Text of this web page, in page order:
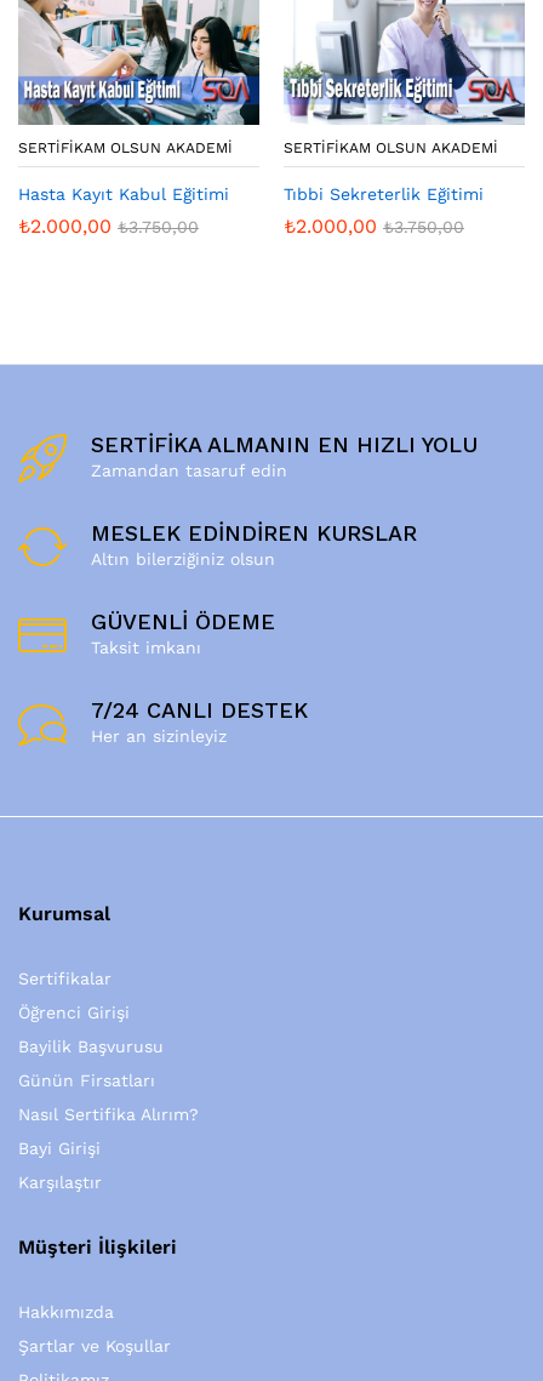
SERTIFIKAM OLSUN AKADEMI
Hasta Kayıt Kabul Eğitimi
₺2.000,00 ₺3.750,00
SERTIFIKAM OLSUN AKADEMI
Tıbbi Sekreterlik Eğitimi
₺2.000,00 ₺3.750,00
SERTİFİKA ALMANIN EN HIZLI YOLU
Zamandan tasaruf edin
MESLEK EDİNDİREN KURSLAR
Altın bilerziğiniz olsun
GÜVENLİ ÖDEME
Taksit imkanı
7/24 CANLI DESTEK
Her an sizinleyiz
Kurumsal
Sertifikalar
Öğrenci Girişi
Bayilik Başvurusu
Günün Firsatları
Nasıl Sertifika Alırım?
Bayi Girişi
Karşılaştır
Müşteri İlişkileri
Hakkımızda
Şartlar ve Koşullar